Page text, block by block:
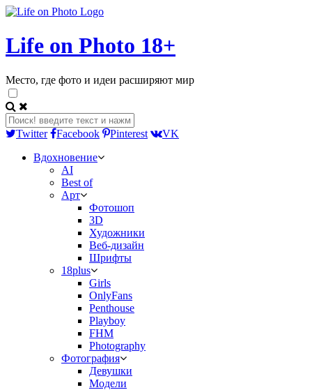
Life on Photo 18+
Место, где фото и идеи расширяют мир
Twitter Facebook Pinterest
VK
Вдохновение
AI
Best of
Арт
Фотошоп
3D
Художники
Веб-дизайн
Шрифты
18plus
Girls
OnlyFans
Penthouse
Playboy
FHM
Photography
Фотография
Девушки
Модели